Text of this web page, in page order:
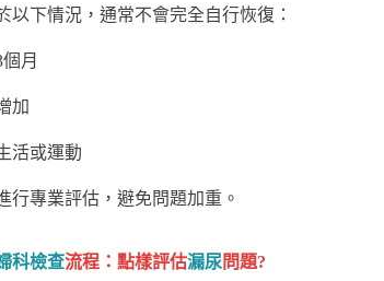
以下情況，通常不會完全自行恢復：
月
加
活或運動
行專業評估，避免問題加重。
科檢查流程：點樣評估漏尿問題?